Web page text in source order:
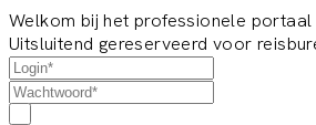
Welkom bij het professionele portaal
Uitsluitend gereserveerd voor